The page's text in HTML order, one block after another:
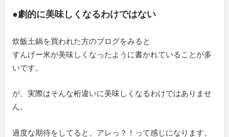
●劇的に美味しくなるわけではない
炊飯土鍋を買われた方のブログをみると
すんげー米が美味しくなったように書かれていることが多
いです。
が、実際はそんな桁違いに美味しくなるわけではありませ
ん。
過度な期待をしてると、アレっ？！って感じになります。